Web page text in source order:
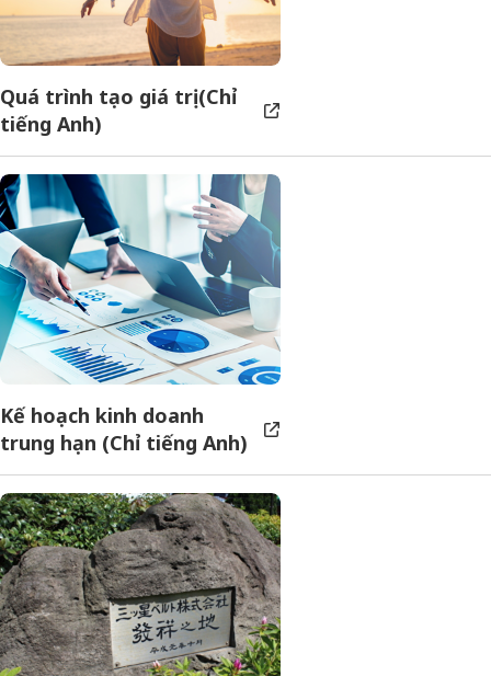
Quá trình tạo giá trị (Chỉ
tiếng Anh)
Kế hoạch kinh doanh
trung hạn (Chỉ tiếng Anh)